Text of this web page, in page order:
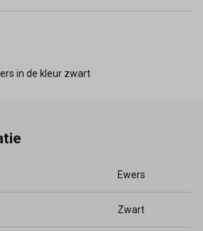
in de kleur zwart
Ewers
Zwart